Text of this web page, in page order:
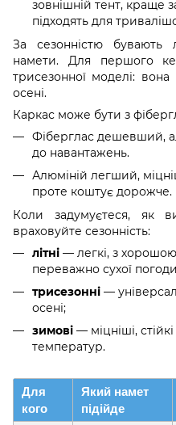
зовнішній тент, краще
підходять для
За сезонністю бувають
намети. Для першого
трисезонної моделі:
осені.
Каркас може бути з
Фіберглас дешевший,
до навантажень.
Алюміній легший,
проте коштує дорожче.
Коли задумуєтеся, як
враховуйте сезонність:
літні — легкі, з
переважно сухої
трисезонні —
осені;
зимові — міцніші,
температур.
Для
кого
Який намет
підійде